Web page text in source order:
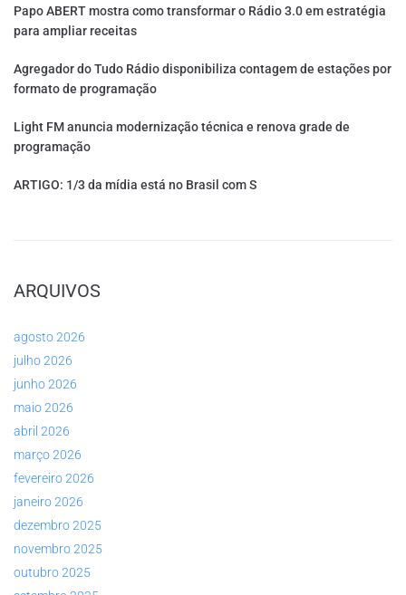
Papo ABERT mostra como transformar o Rádio 3.0 em estratégia
para ampliar receitas
Agregador do Tudo Rádio disponibiliza contagem de estações por
formato de programação
Light FM anuncia modernização técnica e renova grade de
programação
ARTIGO: 1/3 da mídia está no Brasil com S
ARQUIVOS
agosto 2026
julho 2026
junho 2026
maio 2026
abril 2026
março 2026
fevereiro 2026
janeiro 2026
dezembro 2025
novembro 2025
outubro 2025